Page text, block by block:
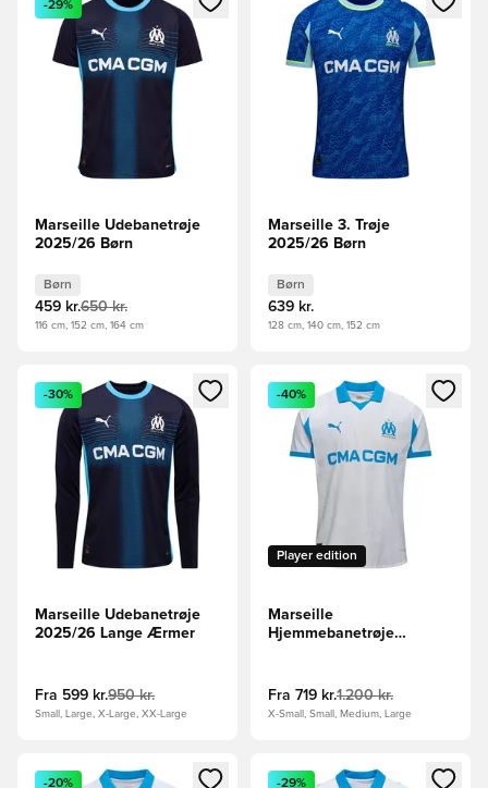
-29%
Marseille Udebanetrøje
2025/26 Børn
Børn
459 kr.650 kr.
116 cm, 152 cm, 164 cm
Marseille 3. Trøje
2025/26 Børn
Børn
639 kr.
128 cm, 140 cm, 152 cm
Åbner en Modal til at logge ind eller tilmelde dig som
-30%
Marseille Udebanetrøje
2025/26 Lange Ærmer
Fra 599 kr.950 kr.
Small, Large, X-Large, XX-Large
Åbner en Modal til at logge
Player edition
-40%
Marseille
Hjemmebanetrøje
Fra 719 kr.1.200 kr.
X-Small, Small, Medium, Large
Åbner en Modal til at logge ind eller tilmelde dig som
-20%
Åbner en Modal til at logge
-29%